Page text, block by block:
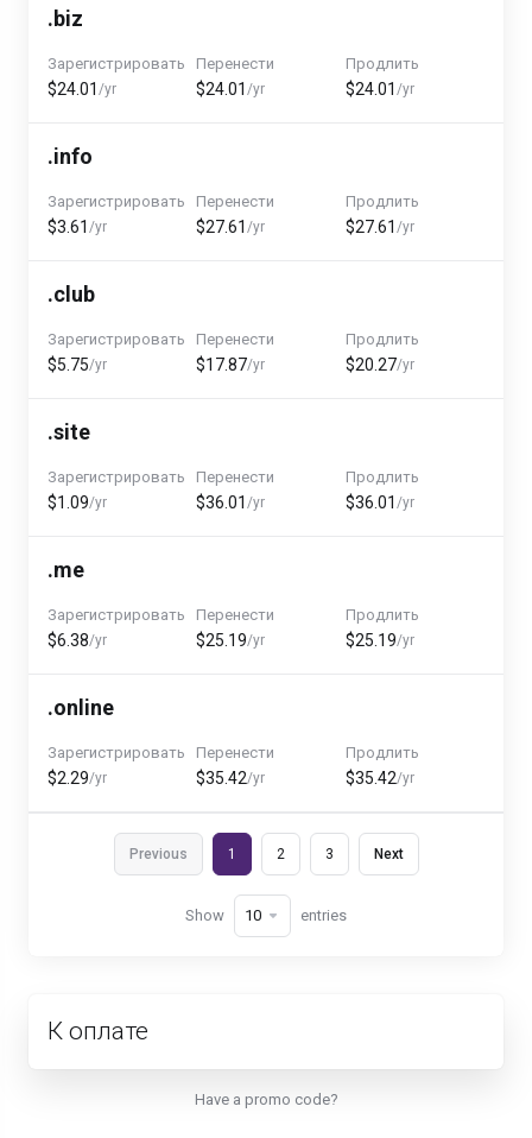
.biz
Зарегистрировать
$24.01 /yr
Перенести
$24.01/yr
Продлить
$24.01 /yr
.info
Зарегистрировать
$3.61 /yr
Перенести
$27.61/yr
Продлить
$27.61 /yr
.club
Зарегистрировать
$5.75/yr
Перенести
$17.87/yr
Продлить
$20.27/yr
.site
Зарегистрировать
$1.09/yr
Перенести
$36.01/yr
Продлить
$36.01 /yr
.me
Зарегистрировать
$6.38/yr
Перенести
$25.19/yr
Продлить
$25.19/yr
.online
Зарегистрировать
$2.29/yr
Перенести
$35.42/yr
Продлить
$35.42/yr
Show entries
Previous 1 2 3 Next
К оплате
Have a promo code?